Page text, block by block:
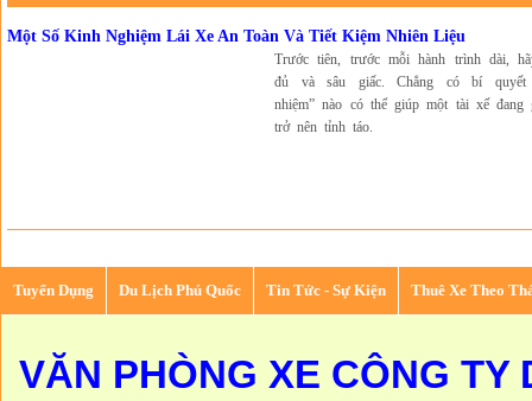
Một Số Kinh Nghiệm Lái Xe An Toàn Và Tiết Kiệm Nhiên Liệu
Trước tiên, trước mỗi hành trình dài,
đủ và sâu giấc. Chẳng có bí quyết
nhiệm” nào có thể giúp một tài xế đang
trở nên tỉnh táo.
Tuyển Dụng Du Lịch Phú Quốc Tin Tức - Sự Kiện Thuê Xe Theo
VĂN PHÒNG XE CÔNG TY